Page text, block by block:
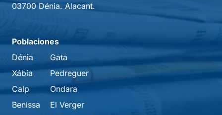
03700 Dénia. Alacant.
Poblaciones
Dénia
Xábia
Calp
Benissa
Gata
Pedreguer
Ondara
El Verger